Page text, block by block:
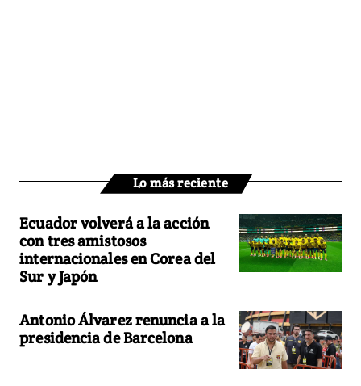
Lo más reciente
Ecuador volverá a la acción
con tres amistosos
internacionales en Corea del
Sur y Japón
Antonio Álvarez renuncia a la
presidencia de Barcelona